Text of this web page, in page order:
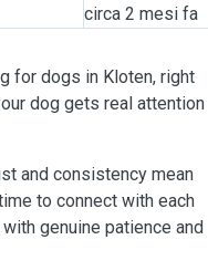
circa 2 mesi fa
for dogs in Kloten, right
dog gets real attention
and consistency mean
to connect with each
genuine patience and